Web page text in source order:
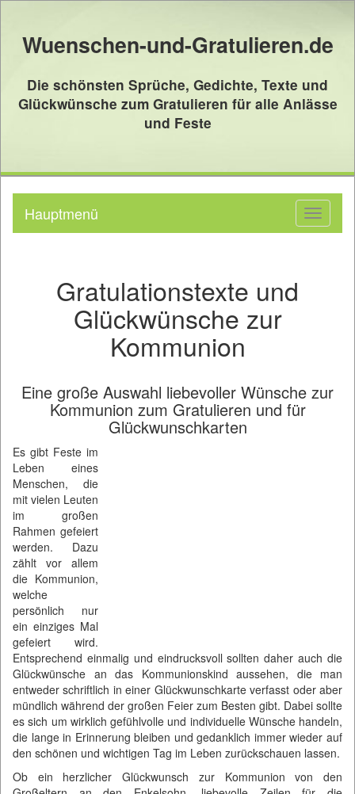
Wuenschen-und-Gratulieren.de
Die schönsten Sprüche, Gedichte, Texte und
Glückwünsche zum Gratulieren für alle Anlässe
und Feste
Toggle
Hauptmenü
Gratulationstexte und
Glückwünsche zur
Kommunion
Eine große Auswahl liebevoller Wünsche zur
Kommunion zum Gratulieren und für
Glückwunschkarten
Es gibt Feste im
Leben eines
Menschen, die
mit vielen Leuten
im großen
Rahmen gefeiert
werden. Dazu
zählt vor allem
die Kommunion,
welche
persönlich nur
ein einziges Mal
gefeiert wird.
Entsprechend einmalig und eindrucksvoll sollten daher auch die
Glückwünsche an das Kommunionskind aussehen, die man
entweder schriftlich in einer Glückwunschkarte verfasst oder aber
mündlich während der großen Feier zum Besten gibt. Dabei sollte
es sich um wirklich gefühlvolle und individuelle Wünsche handeln,
die lange in Erinnerung bleiben und gedanklich immer wieder auf
den schönen und wichtigen Tag im Leben zurückschauen lassen.
Ob ein herzlicher Glückwunsch zur Kommunion von den